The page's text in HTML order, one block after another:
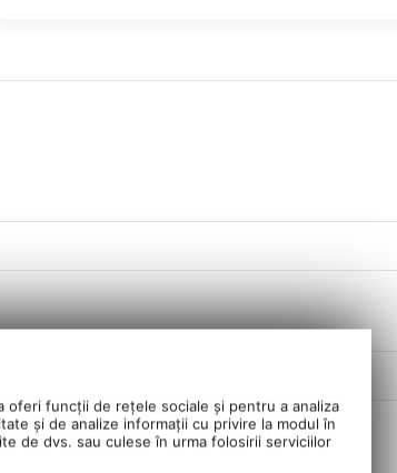
funcții de rețele sociale și pentru a analiza
și de analize informații cu privire la modul în
de dvs. sau culese în urma folosirii serviciilor